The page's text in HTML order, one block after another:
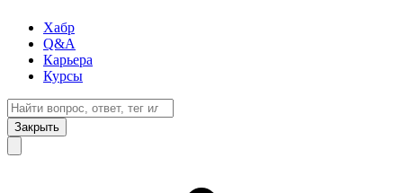
Хабр
Q&A
Карьера
Курсы
Закрыть